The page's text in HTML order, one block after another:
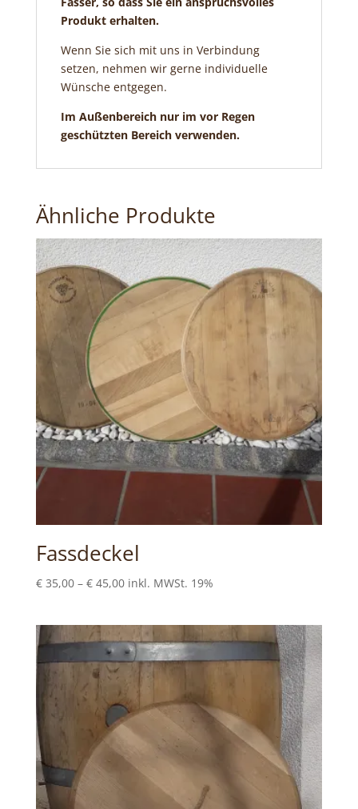
Produkt erhalten.
Wenn Sie sich mit uns in Verbindung
setzen, nehmen wir gerne individuelle
Wünsche entgegen.
Im Außenbereich nur im vor Regen
geschützten Bereich verwenden.
Ähnliche Produkte
Fassdeckel
€ 35,00 – € 45,00Preisspanne:
€45,00
inkl. MWSt. 19%